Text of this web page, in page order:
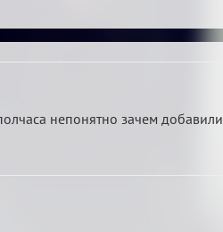
непонятно зачем добавили